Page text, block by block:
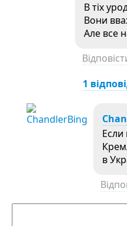
В тіх
Вони
Але все
1
в